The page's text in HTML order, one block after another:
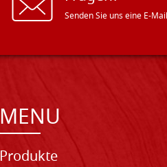
Senden Sie uns eine E-Mail
MENU
Produkte